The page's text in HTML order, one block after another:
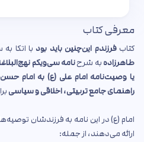
معرفی کتاب
کتاب فرزندم این‌چنین باید بود با اتکا
طاهرزاده به شرحنامه سی‌ویکم
یا وصیت‌نامه امام علی (ع) به امام
راهنمای جامع تربیتی، اخلاقی و سیاسی
امام (ع) در این نامه به فرزندشان
ارائه می‌دهند، از جمله: